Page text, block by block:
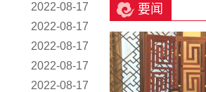
2022-08-17
2022-08-17
2022-08-17
2022-08-17
2022-08-17
要闻